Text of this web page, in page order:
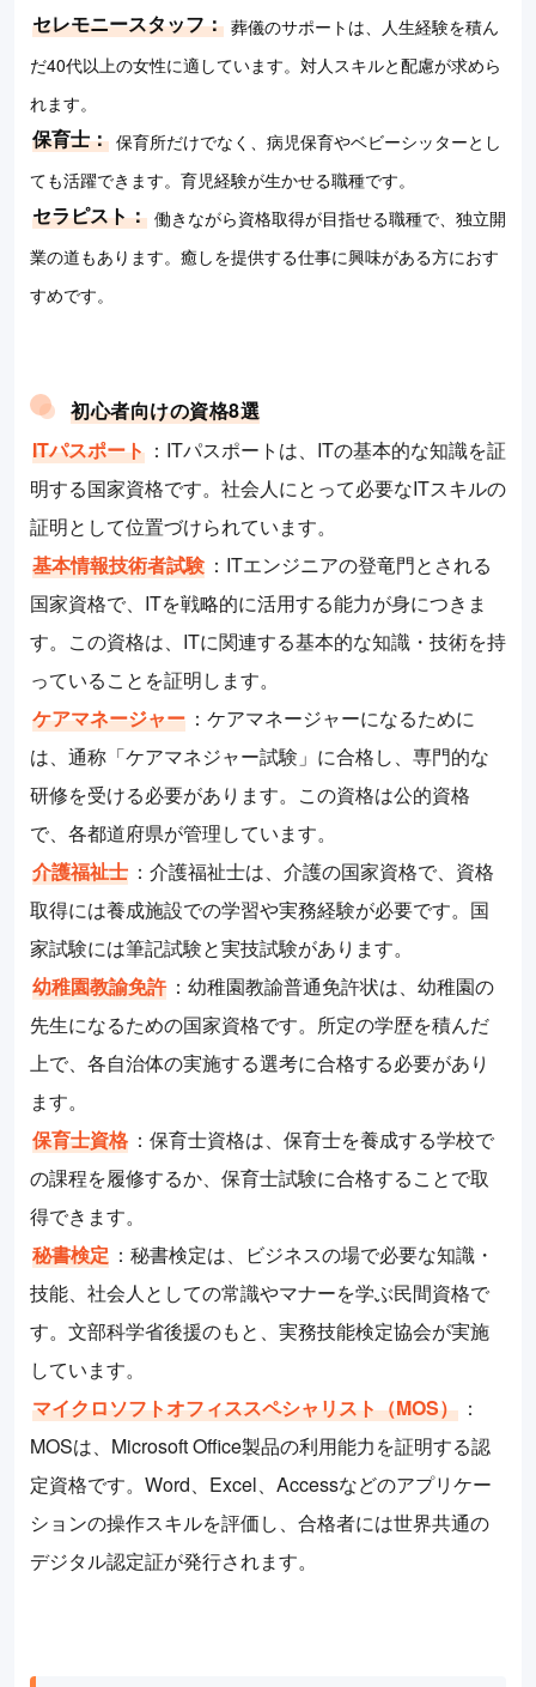
セレモニースタッフ： 葬儀のサポートは、人生経験を積ん
だ40代以上の女性に適しています。対人スキルと配慮が求めら
れます。
保育士： 保育所だけでなく、病児保育やベビーシッターとし
ても活躍できます。育児経験が生かせる職種です。
セラピスト： 働きながら資格取得が目指せる職種で、独立開
業の道もあります。癒しを提供する仕事に興味がある方におす
すめです。
初心者向けの資格8選
ITパスポート ：ITパスポートは、ITの基本的な知識を証
明する国家資格です。社会人にとって必要なITスキルの
証明として位置づけられています。
基本情報技術者試験 ：ITエンジニアの登竜門とされる
国家資格で、ITを戦略的に活用する能力が身につきま
す。この資格は、ITに関連する基本的な知識・技術を持
っていることを証明します。
ケアマネージャー ：ケアマネージャーになるために
は、通称「ケアマネジャー試験」に合格し、専門的な
研修を受ける必要があります。この資格は公的資格
で、各都道府県が管理しています。
介護福祉士 ：介護福祉士は、介護の国家資格で、資格
取得には養成施設での学習や実務経験が必要です。国
家試験には筆記試験と実技試験があります。
幼稚園教諭免許 ：幼稚園教諭普通免許状は、幼稚園の
先生になるための国家資格です。所定の学歴を積んだ
上で、各自治体の実施する選考に合格する必要があり
ます。
保育士資格 ：保育士資格は、保育士を養成する学校で
の課程を履修するか、保育士試験に合格することで取
得できます。
秘書検定 ：秘書検定は、ビジネスの場で必要な知識・
技能、社会人としての常識やマナーを学ぶ民間資格で
す。文部科学省後援のもと、実務技能検定協会が実施
しています。
マイクロソフトオフィススペシャリスト（MOS） ：
MOSは、Microsoft Office製品の利用能力を証明する認
定資格です。Word、Excel、Accessなどのアプリケー
ションの操作スキルを評価し、合格者には世界共通の
デジタル認定証が発行されます。